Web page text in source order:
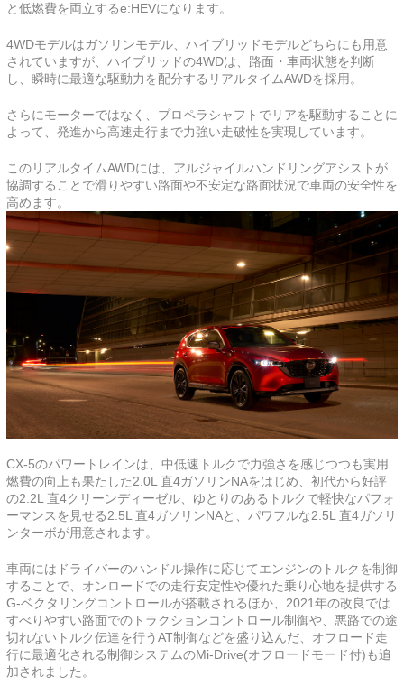
と低燃費を両立するe:HEVになります。
4WDモデルはガソリンモデル、ハイブリッドモデルどちらにも用意
されていますが、ハイブリッドの4WDは、路面・車両状態を判断
し、瞬時に最適な駆動力を配分するリアルタイムAWDを採用。
さらにモーターではなく、プロペラシャフトでリアを駆動することに
よって、発進から高速走行まで力強い走破性を実現しています。
このリアルタイムAWDには、アルジャイルハンドリングアシストが
協調することで滑りやすい路面や不安定な路面状況で車両の安全性を
高めます。
CX-5のパワートレインは、中低速トルクで力強さを感じつつも実用
燃費の向上も果たした2.0L 直4ガソリンNAをはじめ、初代から好評
の2.2L 直4クリーンディーゼル、ゆとりのあるトルクで軽快なパフォ
ーマンスを見せる2.5L 直4ガソリンNAと、パワフルな2.5L 直4ガソリ
ンターボが用意されます。
車両にはドライバーのハンドル操作に応じてエンジンのトルクを制御
することで、オンロードでの走行安定性や優れた乗り心地を提供する
G-ベクタリングコントロールが搭載されるほか、2021年の改良では
すべりやすい路面でのトラクションコントロール制御や、悪路での途
切れないトルク伝達を行うAT制御などを盛り込んだ、オフロード走
行に最適化される制御システムのMi-Drive(オフロードモード付)も追
加されました。